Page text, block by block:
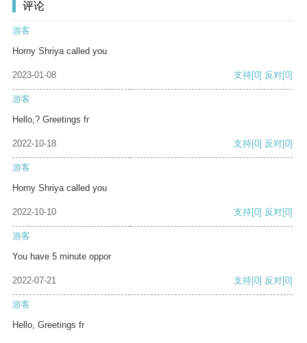
评论
游客
Horny Shriya called you
2023-01-08 支持[0] 反对[0]
游客
Hello,? Greetings fr
2022-10-18 支持[0] 反对[0]
游客
Horny Shriya called you
2022-10-10 支持[0] 反对[0]
游客
You have 5 minute oppor
2022-07-21 支持[0] 反对[0]
游客
Hello, Greetings fr